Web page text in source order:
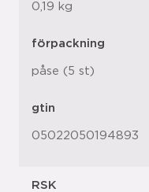
0,19 kg
förpackning
påse (5 st)
gtin
05022050194893
RSK